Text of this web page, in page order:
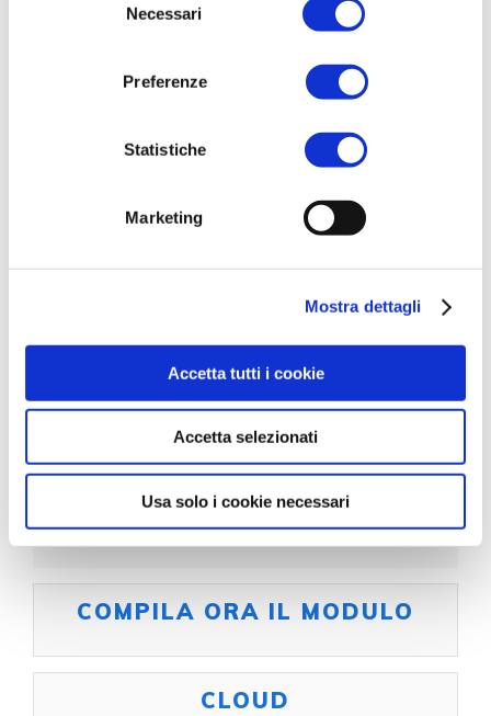
Necessari
Preferenze
Statistiche
Marketing
Mostra dettagli
Accetta tutti i cookie
Accetta selezionati
Usa solo i cookie necessari
Rispondi
COMPILA ORA IL MODULO
CLOUD